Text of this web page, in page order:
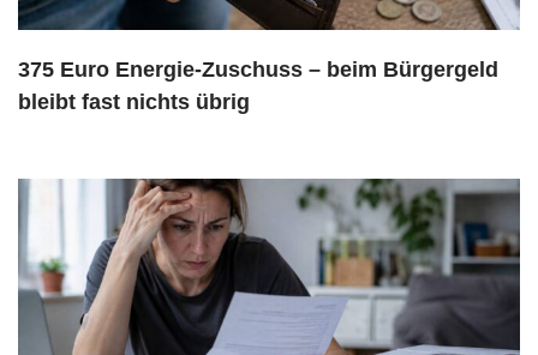
375 Euro Energie-Zuschuss – beim Bürgergeld
bleibt fast nichts übrig